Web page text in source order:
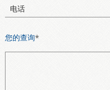
电话
您的查询*